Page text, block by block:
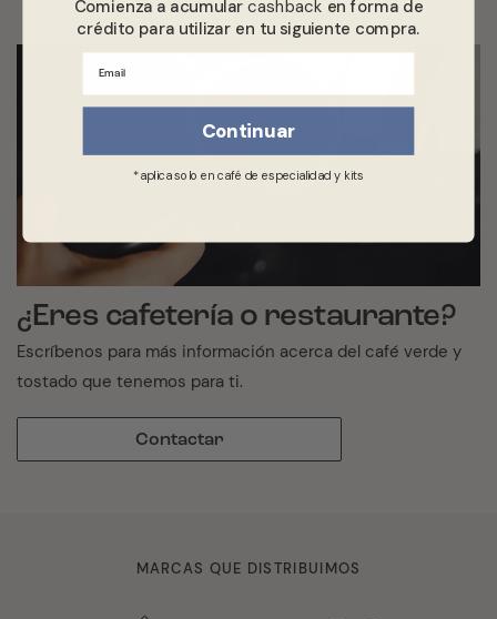
¿Eres cafetería o restaurante?
Escríbenos para más información acerca del café verde y
tostado que tenemos para ti.
Contactar
MARCAS QUE DISTRIBUIMOS
Comienza a acumularcashback en forma de
crédito para utilizar en tu siguiente compra.
Email
Continuar
*aplica solo en café de especialidad y kits